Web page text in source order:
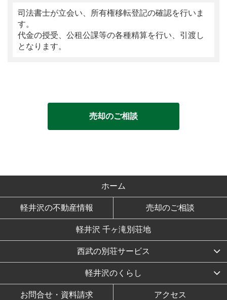
司法書士が立会い、所有権移転登記の確認を行いま
す。
代金の授受、公租公課等の各種精算を行い、引渡し
となります。
売却のご相談
ホーム
軽井沢の不動産情報 売却のご相談
軽井沢 千ヶ滝別荘地
西武の別荘サービス
軽井沢のくらし
お問合せ・資料請求 アクセス